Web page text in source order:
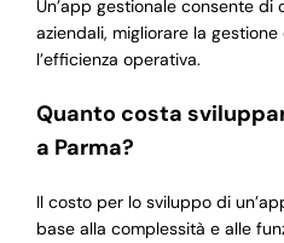
Un’app gestionale consente di
aziendali, migliorare la
l’efficienza operativa.
Quanto costa
a Parma?
Il costo per lo sviluppo di
base alla complessità e alle